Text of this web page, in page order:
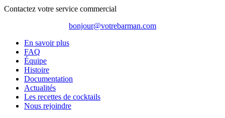
Contactez votre service commercial
bonjour@votrebarman.com
En savoir plus
FAQ
Équipe
Histoire
Documentation
Actualités
Les recettes de cocktails
Nous rejoindre